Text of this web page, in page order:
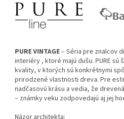
PURE VINTAGE– Séria pre znalcov
interiéry , ktoré majú dušu. PURE
kvality, v ktorých sú konkrétnymi
prirodzené vlastnosti dreva. Pre
nadčasovú krásu a vedia, že
– známky veku zodpovedajú aj jej
Názor architekta: